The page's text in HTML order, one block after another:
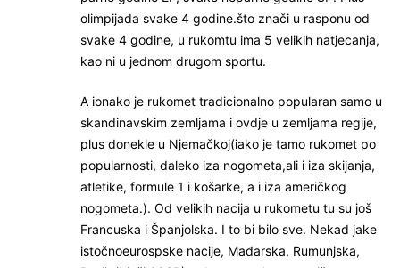
olimpijada svake 4 godine.što znači u rasponu od
svake 4 godine, u rukomtu ima 5 velikih natjecanja,
kao ni u jednom drugom sportu.
A ionako je rukomet tradicionalno popularan samo u
skandinavskim zemljama i ovdje u zemljama regije,
plus donekle u Njemačkoj(iako je tamo rukomet po
popularnosti, daleko iza nogometa,ali i iza skijanja,
atletike, formule 1 i košarke, a i iza američkog
nogometa.). Od velikih nacija u rukometu tu su još
Francuska i Španjolska. I to bi bilo sve. Nekad jake
istočnoeurospske nacije, Mađarska, Rumunjska,